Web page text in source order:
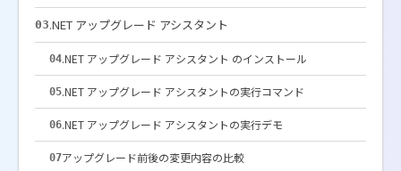
03.NET アップグレード アシスタント
04.NET アップグレード アシスタント のインストール
05.NET アップグレード アシスタントの実行コマンド
06.NET アップグレード アシスタントの実行デモ
07アップグレード前後の変更内容の比較